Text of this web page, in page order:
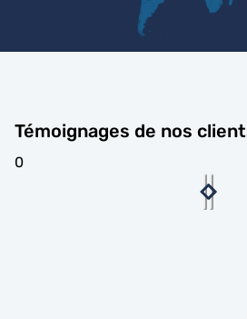
Témoignages de nos
0